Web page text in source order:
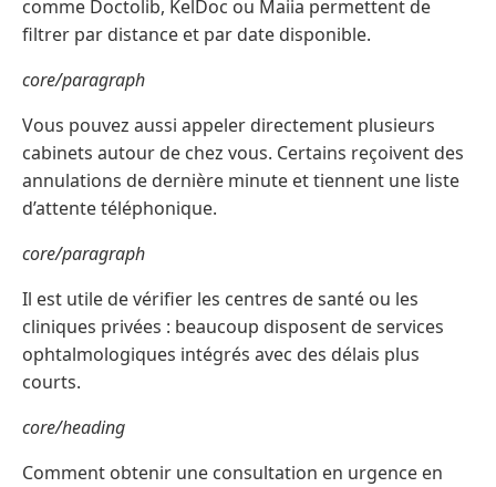
comme Doctolib, KelDoc ou Maiia permettent de
filtrer par distance et par date disponible.
core/paragraph
Vous pouvez aussi appeler directement plusieurs
cabinets autour de chez vous. Certains reçoivent des
annulations de dernière minute et tiennent une liste
d’attente téléphonique.
core/paragraph
Il est utile de vérifier les centres de santé ou les
cliniques privées : beaucoup disposent de services
ophtalmologiques intégrés avec des délais plus
courts.
core/heading
Comment obtenir une consultation en urgence en